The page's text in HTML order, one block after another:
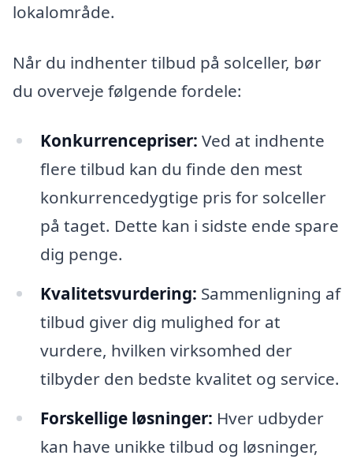
lokalområde.
Når du indhenter tilbud på solceller, bør
du overveje følgende fordele:
Konkurrencepriser: Ved at indhente
flere tilbud kan du finde den mest
konkurrencedygtige pris for solceller
på taget. Dette kan i sidste ende spare
dig penge.
Kvalitetsvurdering: Sammenligning af
tilbud giver dig mulighed for at
vurdere, hvilken virksomhed der
tilbyder den bedste kvalitet og service.
Forskellige løsninger: Hver udbyder
kan have unikke tilbud og løsninger,